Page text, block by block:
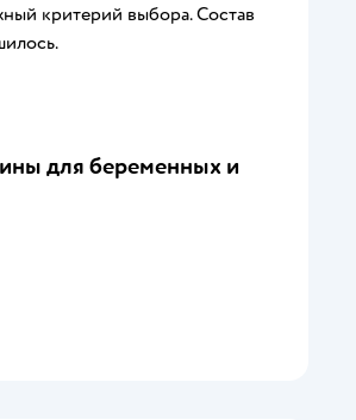
критерий выбора. Состав
для беременных и